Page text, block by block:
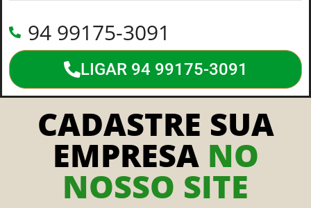
94 99175-3091
LIGAR 94 99175-3091
CADASTRE SUA
EMPRESA NO
NOSSO SITE